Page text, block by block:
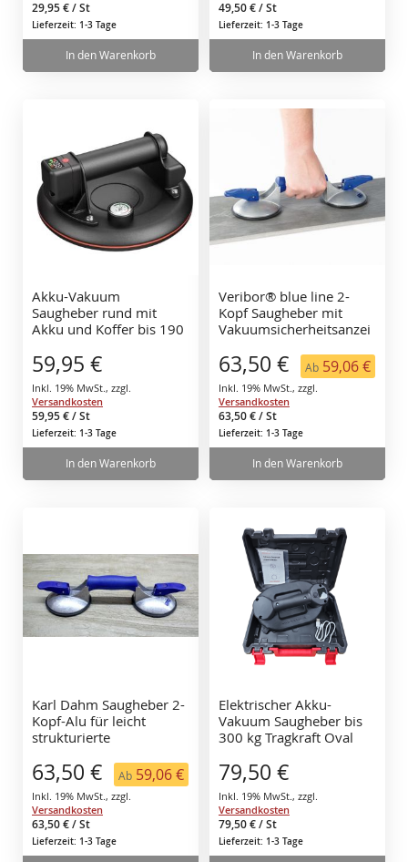
29,95 €/ St
Lieferzeit: 1-3 Tage
In den Warenkorb
49,50 €/ St
Lieferzeit: 1-3 Tage
In den Warenkorb
Akku-Vakuum
Saugheber rund mit
Akku und Koffer bis 190
nachsaugend
59,95 €
Inkl. 19% MwSt. , zzgl.
Versandkosten
59,95 €/ St
Lieferzeit: 1-3 Tage
In den Warenkorb
Veribor® blue line 2-
Kopf Saugheber mit
Vakuumsicherheitsanzei
63,50 € Ab 59,06 €
Inkl. 19% MwSt. , zzgl.
Versandkosten
63,50 €/ St
Lieferzeit: 1-3 Tage
In den Warenkorb
Karl Dahm Saugheber 2-
Kopf-Alu für leicht
strukturierte
63,50 € Ab 59,06 €
Inkl. 19% MwSt. , zzgl.
Versandkosten
63,50 €/ St
Lieferzeit: 1-3 Tage
Elektrischer Akku-
Vakuum Saugheber bis
300 kg Tragkraft Oval
nachsaugend
79,50 €
Inkl. 19% MwSt. , zzgl.
Versandkosten
79,50 €/ St
Lieferzeit: 1-3 Tage